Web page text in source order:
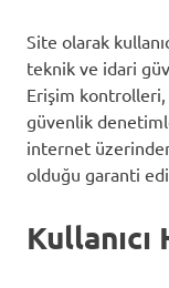
Site olarak
teknik ve idari
Erişim
güvenlik
internet
olduğu garanti
Kullanıcı